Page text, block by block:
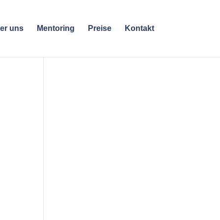
uns Mentoring Preise Kontakt